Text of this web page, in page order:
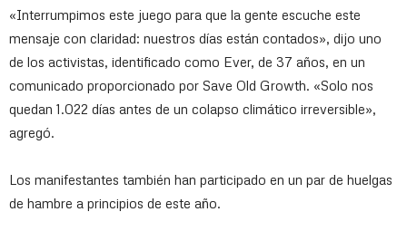
«Interrumpimos este juego para que la gente escuche este
mensaje con claridad: nuestros días están contados», dijo uno
de los activistas, identificado como Ever, de 37 años, en un
comunicado proporcionado por Save Old Growth. «Solo nos
quedan 1.022 días antes de un colapso climático irreversible»,
agregó.
Los manifestantes también han participado en un par de huelgas
de hambre a principios de este año.